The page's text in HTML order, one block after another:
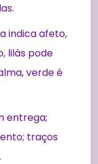
indica afeto,
lilás pode
verde é
entrega;
traços